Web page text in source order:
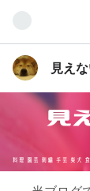
見え